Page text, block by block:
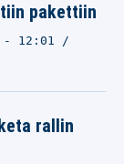
pakettiin
- 12:01
rallin